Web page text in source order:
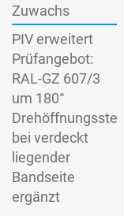
Zuwachs
PIV erweitert
Prüfangebot:
RAL-GZ 607/3
um 180°
bei verdeckt
liegender
Bandseite
ergänzt